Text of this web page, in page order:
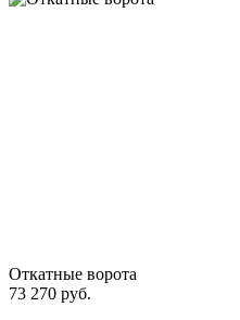
Откатные ворота
73 270 руб.